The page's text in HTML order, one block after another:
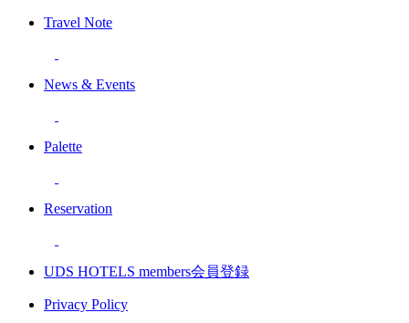
Travel Note
News & Events
Palette
Reservation
UDS HOTELS members会員登録
Privacy Policy